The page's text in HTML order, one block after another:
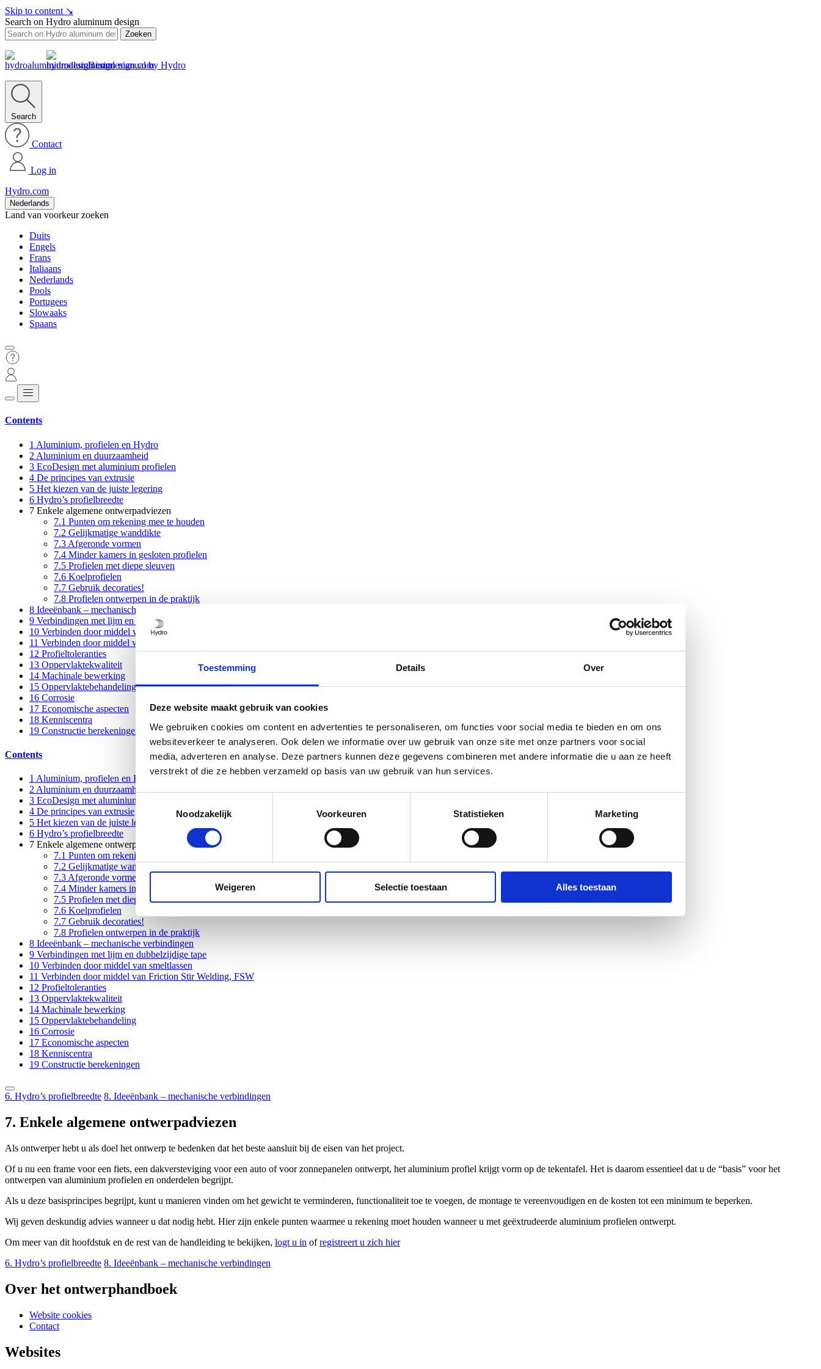
Toestemming Details Over
Deze website maakt gebruik van cookies
We gebruiken cookies om content en advertenties te personaliseren, om functies voor social media te bieden en om ons
websiteverkeer te analyseren. Ook delen we informatie over uw gebruik van onze site met onze partners voor social
media, adverteren en analyse. Deze partners kunnen deze gegevens combineren met andere informatie die u aan ze heeft
verstrekt of die ze hebben verzameld op basis van uw gebruik van hun services.
Toestemmingsselectie
Noodzakelijk
Voorkeuren Statistieken Marketing
Weigeren Selectie toestaan Alles toestaan
Skip to content ↘
Search on Hydro aluminum design
Zoeken
Design manual by Hydro
Search
Contact
Log in
Hydro.com
Nederlands
Land van voorkeur zoeken
Duits
Engels
Frans
Italiaans
Nederlands
Pools
Portugees
Slowaaks
Spaans
Contents
1 Aluminium, profielen en Hydro
2 Aluminium en duurzaamheid
3 EcoDesign met aluminium profielen
4 De principes van extrusie
5 Het kiezen van de juiste legering
6 Hydro’s profielbreedte
7 Enkele algemene ontwerpadviezen
7.1 Punten om rekening mee te houden
7.2 Gelijkmatige wanddikte
7.3 Afgeronde vormen
7.4 Minder kamers in gesloten profielen
7.5 Profielen met diepe sleuven
7.6 Koelprofielen
7.7 Gebruik decoraties!
7.8 Profielen ontwerpen in de praktijk
8 Ideeënbank – mechanische verbindingen
9 Verbindingen met lijm en dubbelzijdige tape
10 Verbinden door middel van smeltlassen
11 Verbinden door middel van Friction Stir Welding, FSW
12 Profieltoleranties
13 Oppervlaktekwaliteit
14 Machinale bewerking
15 Oppervlaktebehandeling
16 Corrosie
17 Economische aspecten
18 Kenniscentra
19 Constructie berekeningen
Contents
1 Aluminium, profielen en Hydro
2 Aluminium en duurzaamheid
3 EcoDesign met aluminium profielen
4 De principes van extrusie
5 Het kiezen van de juiste legering
6 Hydro’s profielbreedte
7 Enkele algemene ontwerpadviezen
7.1 Punten om rekening mee te houden
7.2 Gelijkmatige wanddikte
7.3 Afgeronde vormen
7.4 Minder kamers in gesloten profielen
7.5 Profielen met diepe sleuven
7.6 Koelprofielen
7.7 Gebruik decoraties!
7.8 Profielen ontwerpen in de praktijk
8 Ideeënbank – mechanische verbindingen
9 Verbindingen met lijm en dubbelzijdige tape
10 Verbinden door middel van smeltlassen
11 Verbinden door middel van Friction Stir Welding, FSW
12 Profieltoleranties
13 Oppervlaktekwaliteit
14 Machinale bewerking
15 Oppervlaktebehandeling
16 Corrosie
17 Economische aspecten
18 Kenniscentra
19 Constructie berekeningen
6. Hydro’s profielbreedte 8. Ideeënbank – mechanische verbindingen
7. Enkele algemene ontwerpadviezen
Als ontwerper hebt u als doel het ontwerp te bedenken dat het beste aansluit bij de eisen van het project.
Of u nu een frame voor een fiets, een dakversteviging voor een auto of voor zonnepanelen ontwerpt, het aluminium profiel krijgt vorm op de tekentafel. Het is daarom essentieel dat u de “basis” voor het
ontwerpen van aluminium profielen en onderdelen begrijpt.
Als u deze basisprincipes begrijpt, kunt u manieren vinden om het gewicht te verminderen, functionaliteit toe te voegen, de montage te vereenvoudigen en de kosten tot een minimum te beperken.
Wij geven deskundig advies wanneer u dat nodig hebt. Hier zijn enkele punten waarmee u rekening moet houden wanneer u met geëxtrudeerde aluminium profielen ontwerpt.
Om meer van dit hoofdstuk en de rest van de handleiding te bekijken, logt u in ofregistreert u zich hier
6. Hydro’s profielbreedte 8. Ideeënbank – mechanische verbindingen
Over het ontwerphandboek
Website cookies
Contact
Websites